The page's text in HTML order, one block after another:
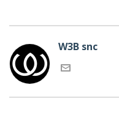
W3B snc